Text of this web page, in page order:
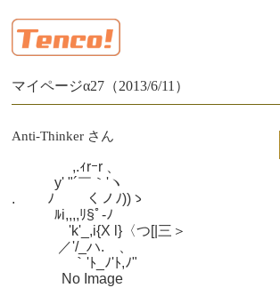
マイページα27（2013/6/11）
Anti-Thinker さん
,.ｨrｰr 、
y' "´￣｀'ヽ
.　　 ﾉ　　 くノﾉ))ゝ
ﾙi,,,,ﾘ§ﾟ-ﾉ
'k'_,i{X l}〈つ[|三＞
／'/_ハ.ゝ、
｀'ﾄ_ﾉ'ﾄ,ﾉ"
No Image